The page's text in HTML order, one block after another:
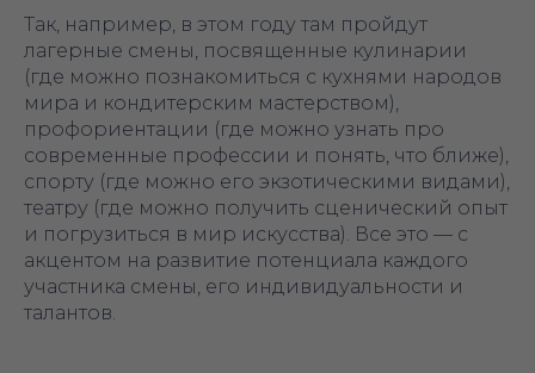
Так, например, в этом году там пройдут
лагерные смены, посвященные кулинарии
(где можно познакомиться с кухнями народов
мира и кондитерским мастерством),
профориентации (где можно узнать про
современные профессии и понять, что ближе),
спорту (где можно его экзотическими видами),
театру (где можно получить сценический опыт
и погрузиться в мир искусства). Все это — с
акцентом на развитие потенциала каждого
участника смены, его индивидуальности и
талантов.